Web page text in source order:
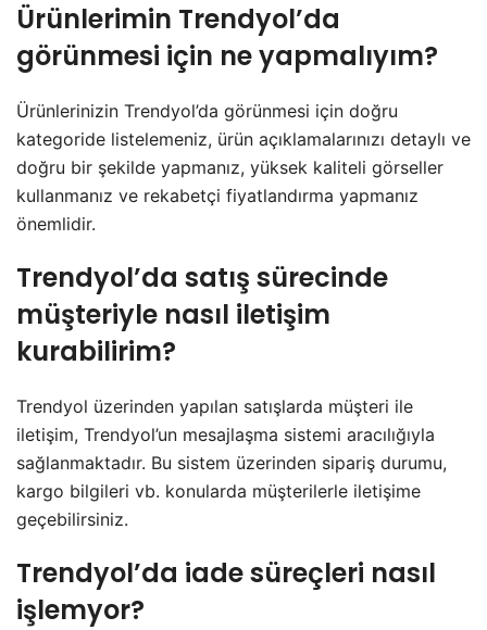
Ürünlerimin Trendyol’da
görünmesi için ne yapmalıyım?
Ürünlerinizin Trendyol’da görünmesi için doğru
kategoride listelemeniz, ürün açıklamalarınızı detaylı ve
doğru bir şekilde yapmanız, yüksek kaliteli görseller
kullanmanız ve rekabetçi fiyatlandırma yapmanız
önemlidir.
Trendyol’da satış sürecinde
müşteriyle nasıl iletişim
kurabilirim?
Trendyol üzerinden yapılan satışlarda müşteri ile
iletişim, Trendyol’un mesajlaşma sistemi aracılığıyla
sağlanmaktadır. Bu sistem üzerinden sipariş durumu,
kargo bilgileri vb. konularda müşterilerle iletişime
geçebilirsiniz.
Trendyol’da iade süreçleri nasıl
işlemyor?